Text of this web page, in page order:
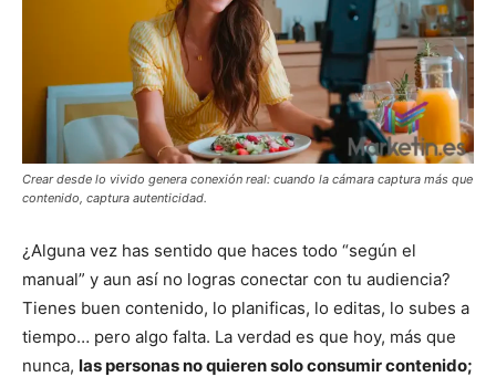
Crear desde lo vivido genera conexión real: cuando la cámara captura más que
contenido, captura autenticidad.
¿Alguna vez has sentido que haces todo “según el
manual” y aun así no logras conectar con tu audiencia?
Tienes buen contenido, lo planificas, lo editas, lo subes a
tiempo… pero algo falta. La verdad es que hoy, más que
nunca, las personas no quieren solo consumir contenido;